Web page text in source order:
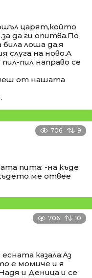
царят,който
да ги опитва.По
лоша да,я
слуга на ново.А
пил направо се
от нашата
706 9
пита: -на къде
ме отвее
706 10
казала:Аз
е момиче и я
и Деница и се